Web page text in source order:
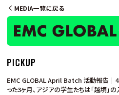
MEDIA一覧に戻る
PICKUP
EMC GLOBAL April Batch 活動報告｜
った3ヶ月、アジアの学生たちは「越境」